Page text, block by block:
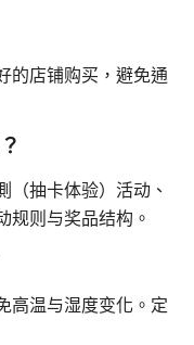
的店铺购买，避免通
（抽卡体验）活动、
规则与奖品结构。
高温与湿度变化。定